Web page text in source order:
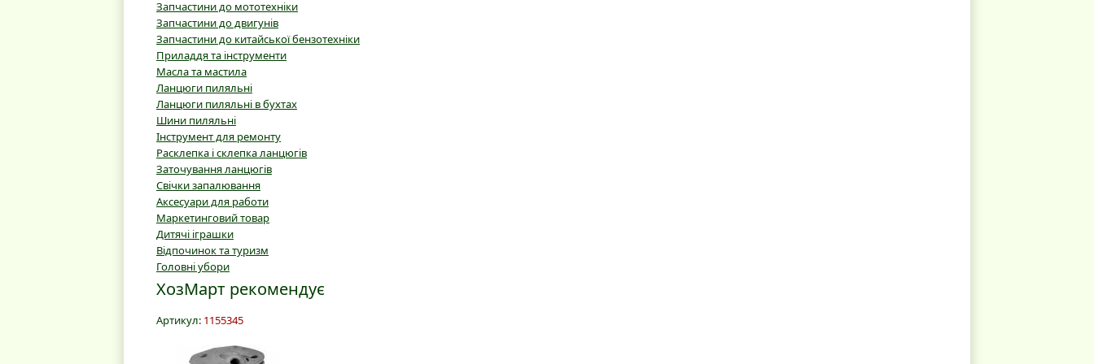
Запчастини до мототехніки
Запчастини до двигунів
Запчастини до китайської бензотехніки
Приладдя та інструменти
Масла та мастила
Ланцюги пиляльні
Ланцюги пиляльні в бухтах
Шини пиляльні
Інструмент для ремонту
Расклепка і склепка ланцюгів
Заточування ланцюгів
Свічки запалювання
Аксесуари для работи
Маркетинговий товар
Дитячі іграшки
Відпочинок та туризм
Головні убори
ХозМарт рекомендує
Артикул: 1155345